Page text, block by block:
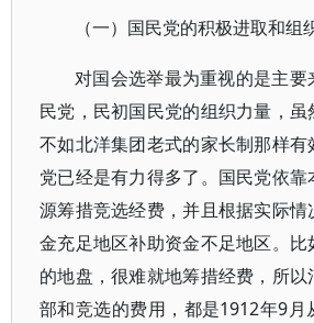
（一）国民党的积极进取和组
对国会选举最为重视的是主要
民党，民初国民党的组织力量，
不如北洋集团老式的家长制那样有
党已经是有力得多了。国民党依
源筹措竞选经费，并且根据实际情
金充足地区补助资金不足地区。比
的地盘，很难就地筹措经费，所
部和竞选的费用，都是1912年9月